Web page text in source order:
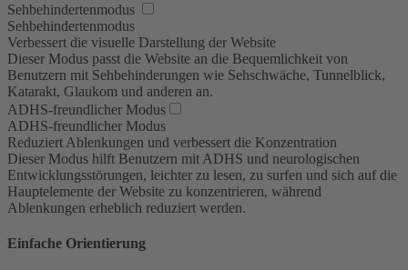
Sehbehindertenmodus
Sehbehindertenmodus
Verbessert die visuelle Darstellung der Website
Dieser Modus passt die Website an die Bequemlichkeit von
Benutzern mit Sehbehinderungen wie Sehschwäche, Tunnelblick,
Katarakt, Glaukom und anderen an.
ADHS-freundlicher Modus
ADHS-freundlicher Modus
Reduziert Ablenkungen und verbessert die Konzentration
Dieser Modus hilft Benutzern mit ADHS und neurologischen
Entwicklungsstörungen, leichter zu lesen, zu surfen und sich auf die
Hauptelemente der Website zu konzentrieren, während
Ablenkungen erheblich reduziert werden.
Einfache Orientierung